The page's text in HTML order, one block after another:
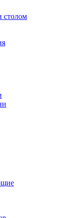
столом